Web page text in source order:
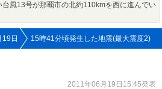
台風13号が那覇市の北約110kmを西に進んでい
日 15時41分頃発生した地震(最大震度2)
2011年06月19日15:45発表